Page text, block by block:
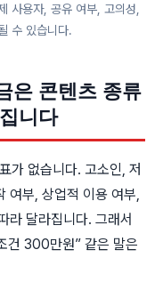
사용자, 공유 여부, 고의성,
수 있습니다.
은 콘텐츠 종류
니다
가 없습니다. 고소인, 저
여부, 상업적 이용 여부,
라 달라집니다. 그래서
건 300만원” 같은 말은